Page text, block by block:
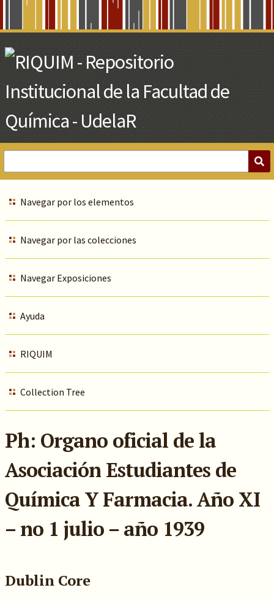
Main
Content
Navegar por los elementos
Navegar por las colecciones
Navegar Exposiciones
Ayuda
RIQUIM
Collection Tree
Ph: Organo oficial de la
Asociación Estudiantes de
Química Y Farmacia. Año XI
– no 1 julio – año 1939
Dublin Core